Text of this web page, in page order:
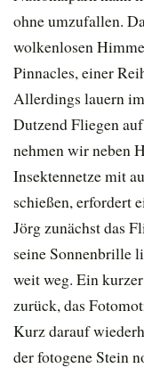
ohne umzufallen.
wolkenlosen
Pinnacles, einer
Allerdings lauern
Dutzend Fliegen
nehmen wir neben
Insektennetze mit
schießen, erfordert
Jörg zunächst das
seine Sonnenbrille
weit weg. Ein
zurück, das
Kurz darauf
der fotogene Stein